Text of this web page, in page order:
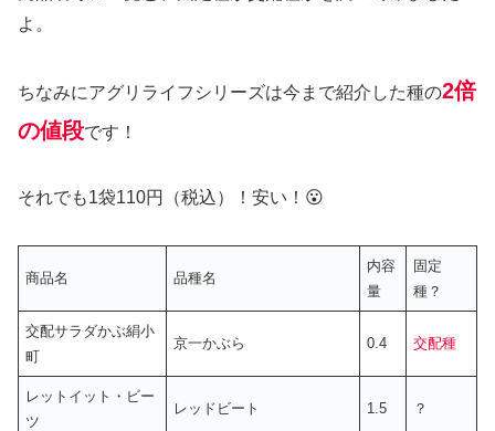
よ。
ちなみにアグリライフシリーズは今まで紹介した種の2倍
の値段です！
それでも1袋110円（税込）！安い！😮
商品名 品種名
内容
量
固定
種？
交配サラダかぶ絹小
町
京一かぶら 0.4 交配種
レットイット・ビー
ツ
レッドビート 1.5 ？